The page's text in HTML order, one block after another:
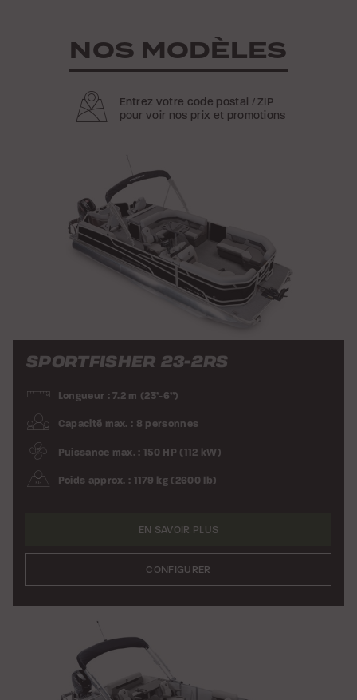
NOS MODÈLES
Entrez votre code postal / ZIP
pour voir nos prix et promotions
SPORTFISHER 23-2RS
Longueur : 7.2 m (23’-6”)
Capacité max. : 8 personnes
Puissance max. : 150 HP (112 kW)
Poids approx. : 1179 kg (2600 lb)
EN SAVOIR PLUS
CONFIGURER